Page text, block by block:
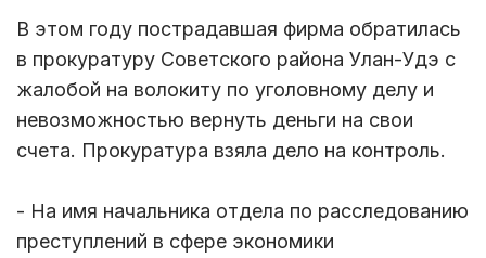
В этом году пострадавшая фирма обратилась
в прокуратуру Советского района Улан-Удэ с
жалобой на волокиту по уголовному делу и
невозможностью вернуть деньги на свои
счета. Прокуратура взяла дело на контроль.
- На имя начальника отдела по расследованию
преступлений в сфере экономики